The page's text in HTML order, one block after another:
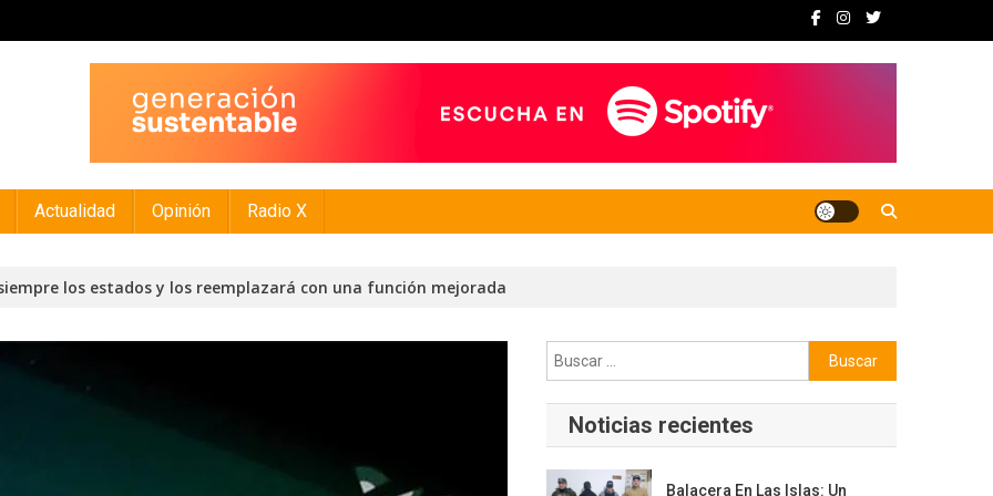
Actualidad Opinión Radio X
los estados y los reemplazará con una función mejorada
Buscar:
Noticias recientes
Balacera En Las Islas: Un